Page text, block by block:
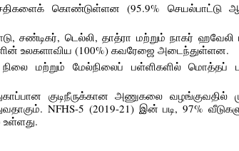
கொண்டுள்ளன (95.9% செயல்பாட்டு
சண்டிகர், டெல்லி, தாத்ரா மற்றும் நாகர்
உலகளாவிய (100%) கவரேஜை அடைந்துள்ளன.
மற்றும் மேல்நிலைப் பள்ளிகளில் மொத்தப்
குடிநீருக்கான அணுகலை வழங்குவதில்
NFHS-5 (2019-21) இன் படி, 97%
உள்ளது.